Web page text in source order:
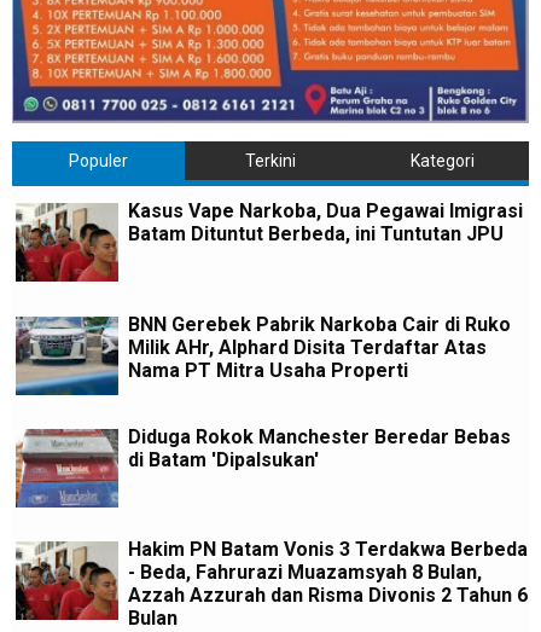
Populer Terkini Kategori
Kasus Vape Narkoba, Dua Pegawai Imigrasi
Batam Dituntut Berbeda, ini Tuntutan JPU
BNN Gerebek Pabrik Narkoba Cair di Ruko
Milik AHr, Alphard Disita Terdaftar Atas
Nama PT Mitra Usaha Properti
Diduga Rokok Manchester Beredar Bebas
di Batam 'Dipalsukan'
Hakim PN Batam Vonis 3 Terdakwa Berbeda
- Beda, Fahrurazi Muazamsyah 8 Bulan,
Azzah Azzurah dan Risma Divonis 2 Tahun 6
Bulan